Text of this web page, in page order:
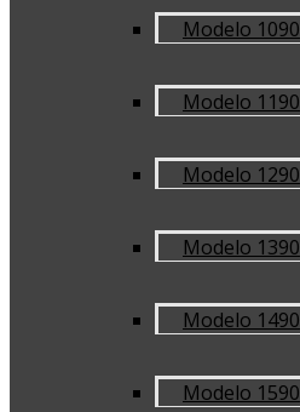
Modelo 1090
Modelo 1190
Modelo 1290
Modelo 1390
Modelo 1490
Modelo 1590